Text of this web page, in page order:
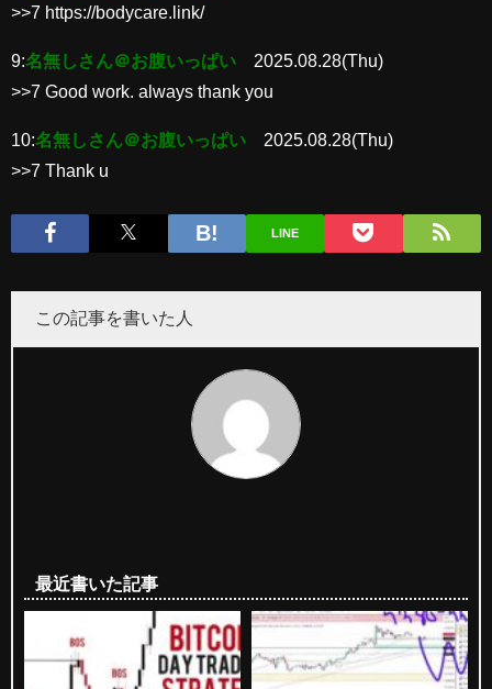
>>7 https://bodycare.link/
9:名無しさん＠お腹いっぱい
2025.08.28(Thu)
>>7 Good work. always thank you
10:名無しさん＠お腹いっぱい
2025.08.28(Thu)
>>7 Thank u
LINE
この記事を書いた人
最近書いた記事